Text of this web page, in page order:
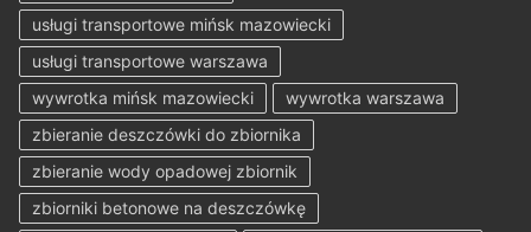
usługi transportowe mińsk mazowiecki
usługi transportowe warszawa
wywrotka mińsk mazowiecki
wywrotka warszawa
zbieranie deszczówki do zbiornika
zbieranie wody opadowej zbiornik
zbiorniki betonowe na deszczówkę